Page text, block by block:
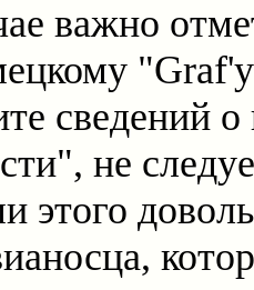
важно
сведений о
не
этого